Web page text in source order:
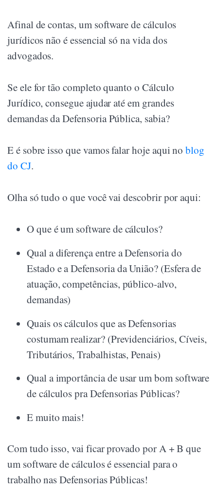
Afinal de contas, um software de cálculos
jurídicos não é essencial só na vida dos
advogados.
Se ele for tão completo quanto o Cálculo
Jurídico, consegue ajudar até em grandes
demandas da Defensoria Pública, sabia?
E é sobre isso que vamos falar hoje aqui noblog
do CJ.
Olha só tudo o que você vai descobrir por aqui:
O que é um software de cálculos?
Qual a diferença entre a Defensoria do
Estado e a Defensoria da União? (Esfera de
atuação, competências, público-alvo,
demandas)
Quais os cálculos que as Defensorias
costumam realizar? (Previdenciários, Cíveis,
Tributários, Trabalhistas, Penais)
Qual a importância de usar um bom software
de cálculos pra Defensorias Públicas?
E muito mais!
Com tudo isso, vai ficar provado por A + B que
um software de cálculos é essencial para o
trabalho nas Defensorias Públicas!